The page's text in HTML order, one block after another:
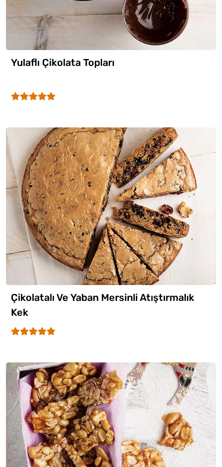
Yulaflı Çikolata Topları
Çikolatalı Ve Yaban Mersinli Atıştırmalık
Kek